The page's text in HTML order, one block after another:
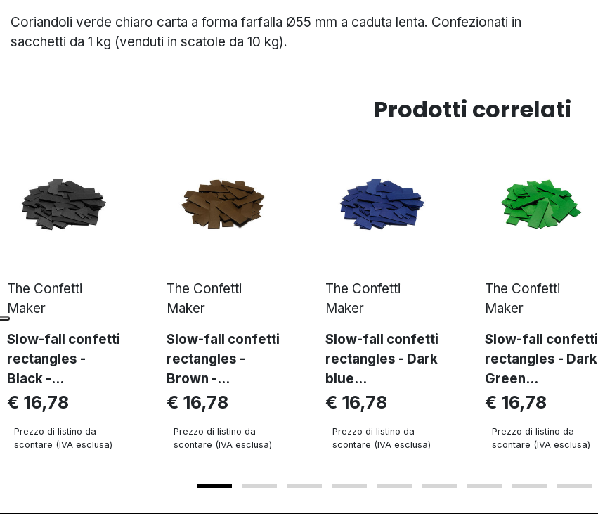
Coriandoli verde chiaro carta a forma farfalla Ø55 mm a caduta lenta. Confezionati in
sacchetti da 1 kg (venduti in scatole da 10 kg).
Prodotti correlati
The Confetti
Maker
Slow-fall confetti
rectangles -
Black -...
€ 16,78
Prezzo di listino da
scontare (IVA esclusa)
The Confetti
Maker
Slow-fall confetti
rectangles -
Brown -...
€ 16,78
Prezzo di listino da
scontare (IVA esclusa)
The Confetti
Maker
Slow-fall confetti
rectangles - Dark
blue...
€ 16,78
Prezzo di listino da
scontare (IVA esclusa)
The Confetti
Maker
Slow-fall confetti
rectangles - Dark
Green...
€ 16,78
Prezzo di listino da
scontare (IVA esclusa)